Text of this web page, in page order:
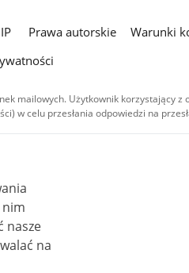
Prawa autorskie Warunki
mailowych. Użytkownik korzystający
w celu przesłania odpowiedzi na
audiowizualnych), są
autorstwa - na tych samych
w tym zdjęcia, materiały audio i wideo,
autorstwa użycie niekomercyjne -
to stwierdzone inaczej.
nasze